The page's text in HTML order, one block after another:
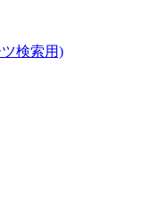
検索用)